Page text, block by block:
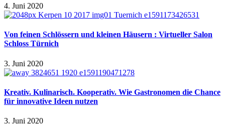
4. Juni 2020
Von feinen Schlössern und kleinen Häusern : Virtueller Salon
Schloss Türnich
3. Juni 2020
Kreativ. Kulinarisch. Kooperativ. Wie Gastronomen die Chance
für innovative Ideen nutzen
3. Juni 2020